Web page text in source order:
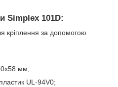
Simplex 101D:
кріплення за допомогою
мм;
UL-94V0;